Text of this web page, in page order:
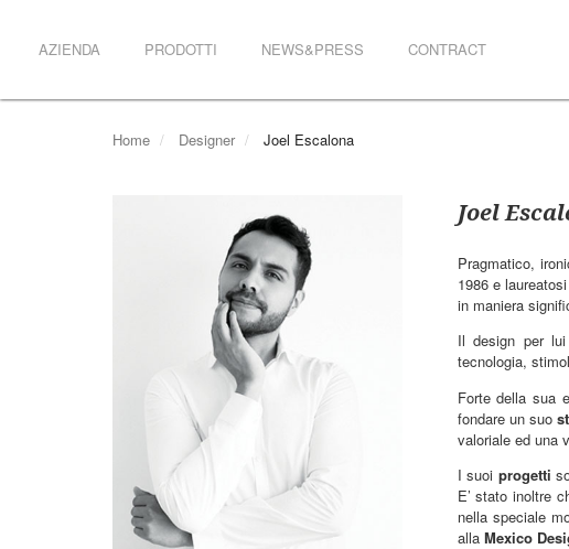
AZIENDA PRODOTTI NEWS&PRESS CONTRACT
Home Designer Joel Escalona
Joel
Pragmatico,
1986 e
in maniera
Il design per lui
tecnologia,
Forte della sua
fondare un suo
valoriale ed una
I suoi progetti
E’ stato inoltre
nella speciale
alla Mexico